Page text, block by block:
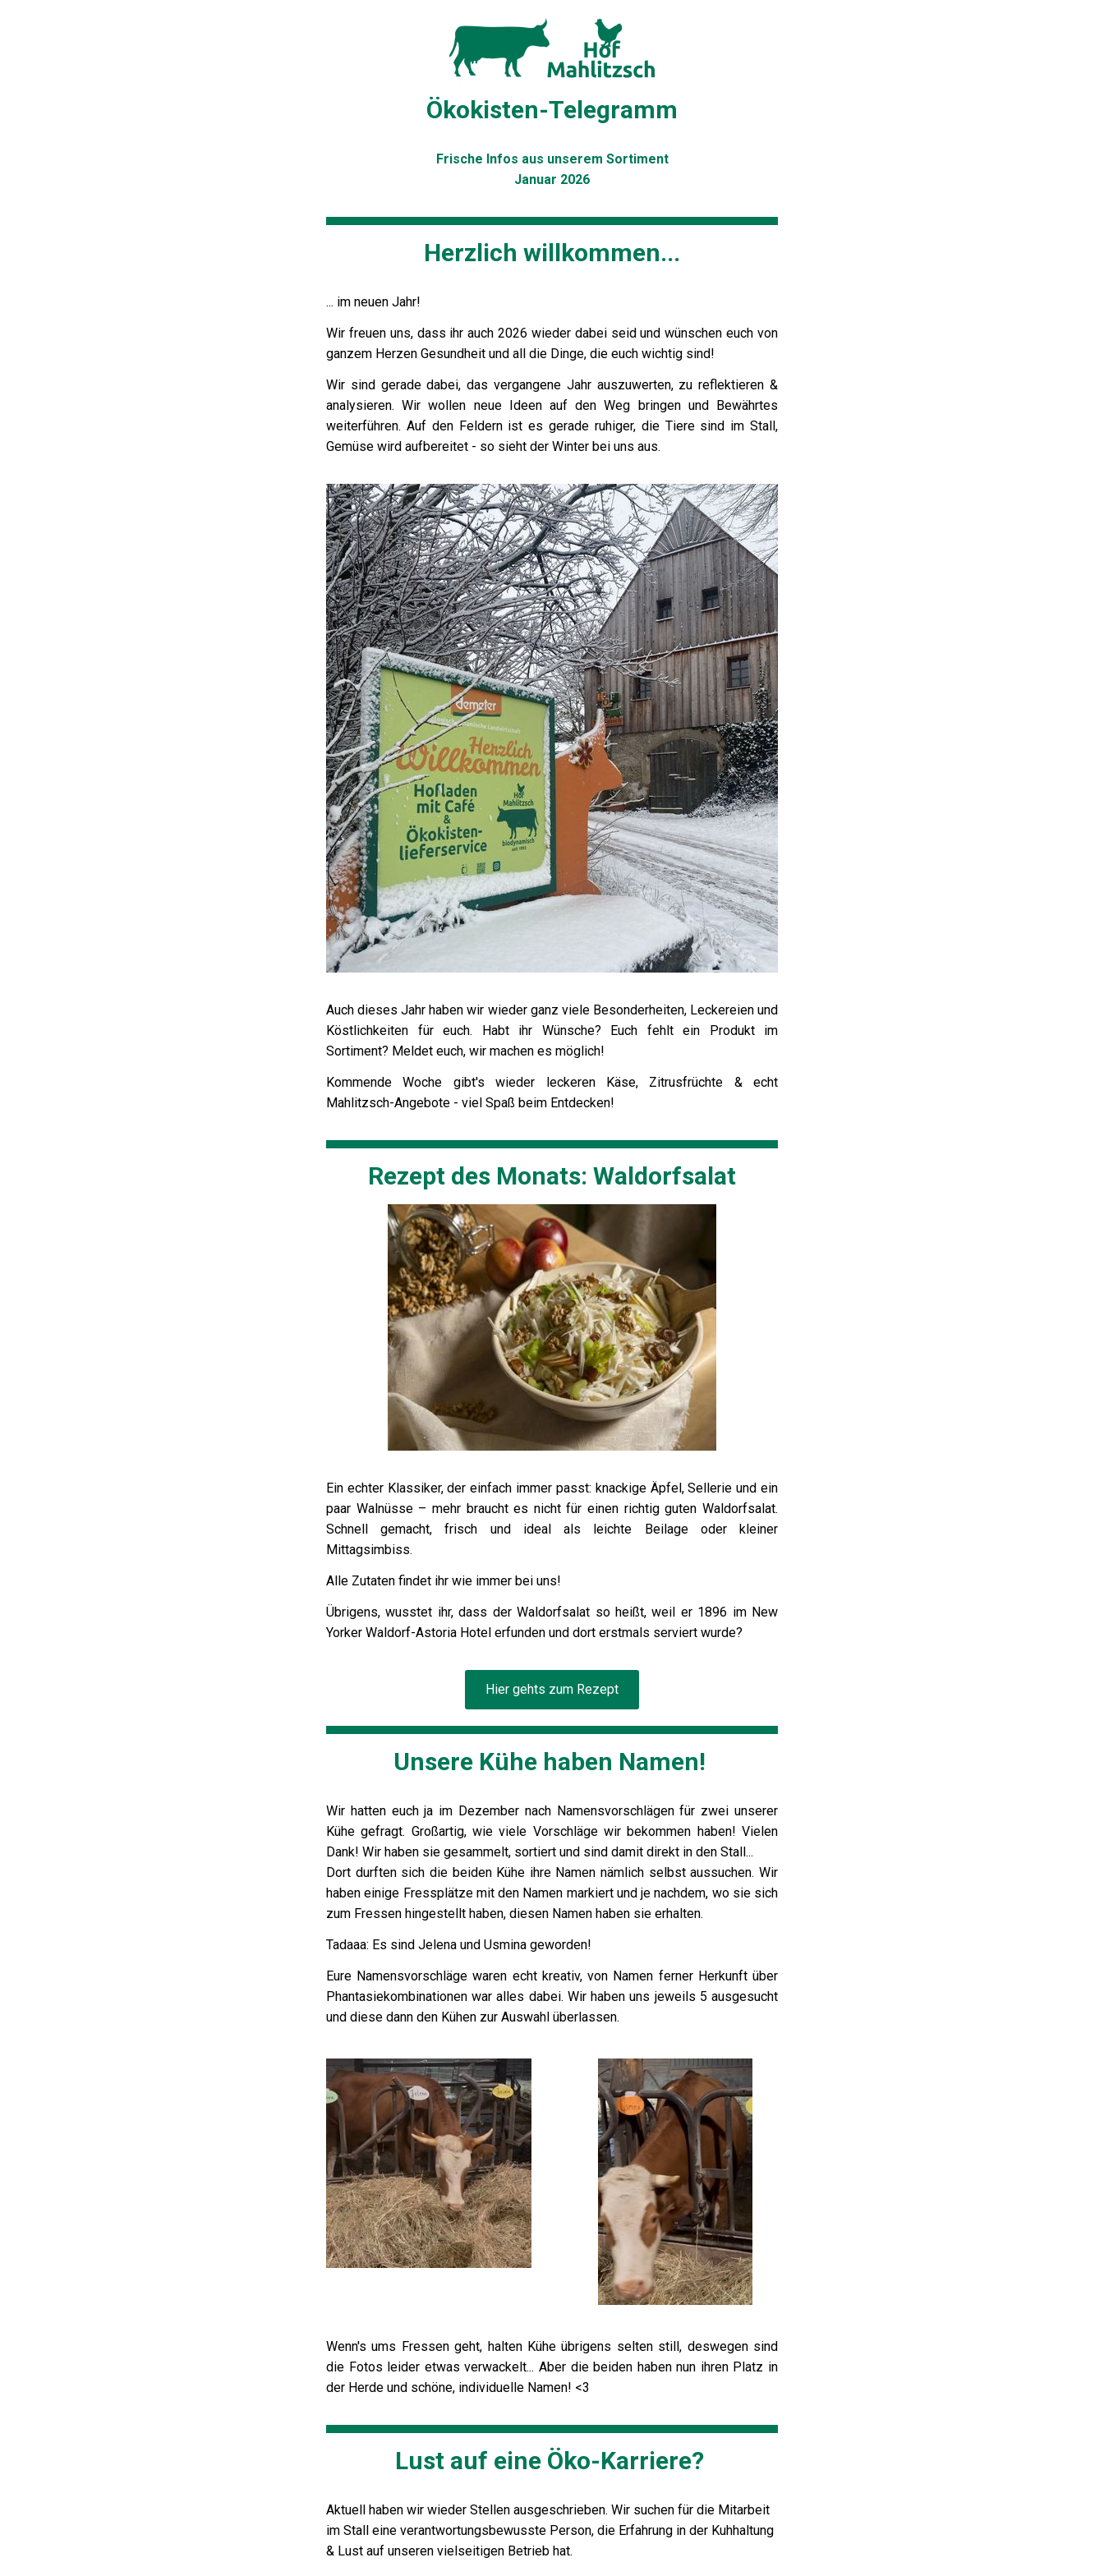
Ökokisten-Telegramm
Frische Infos aus unserem Sortiment
Januar 2026
Herzlich willkommen...
... im neuen Jahr!
Wir freuen uns, dass ihr auch 2026 wieder dabei seid und wünschen euch von
ganzem Herzen Gesundheit und all die Dinge, die euch wichtig sind!
Wir sind gerade dabei, das vergangene Jahr auszuwerten, zu reflektieren &
analysieren. Wir wollen neue Ideen auf den Weg bringen und Bewährtes
weiterführen. Auf den Feldern ist es gerade ruhiger, die Tiere sind im Stall,
Gemüse wird aufbereitet - so sieht der Winter bei uns aus.
Auch dieses Jahr haben wir wieder ganz viele Besonderheiten, Leckereien und
Köstlichkeiten für euch. Habt ihr Wünsche? Euch fehlt ein Produkt im
Sortiment? Meldet euch, wir machen es möglich!
Kommende Woche gibt's wieder leckeren Käse, Zitrusfrüchte & echt
Mahlitzsch-Angebote - viel Spaß beim Entdecken!
Rezept des Monats: Waldorfsalat
Ein echter Klassiker, der einfach immer passt: knackige Äpfel, Sellerie und ein
paar Walnüsse – mehr braucht es nicht für einen richtig guten Waldorfsalat.
Schnell gemacht, frisch und ideal als leichte Beilage oder kleiner
Mittagsimbiss.
Alle Zutaten findet ihr wie immer bei uns!
Übrigens, wusstet ihr, dass der Waldorfsalat so heißt, weil er 1896 im New
Yorker Waldorf-Astoria Hotel erfunden und dort erstmals serviert wurde?
Hier gehts zum Rezept
Unsere Kühe haben Namen!
Wir hatten euch ja im Dezember nach Namensvorschlägen für zwei unserer
Kühe gefragt. Großartig, wie viele Vorschläge wir bekommen haben! Vielen
Dank! Wir haben sie gesammelt, sortiert und sind damit direkt in den Stall...
Dort durften sich die beiden Kühe ihre Namen nämlich selbst aussuchen. Wir
haben einige Fressplätze mit den Namen markiert und je nachdem, wo sie sich
zum Fressen hingestellt haben, diesen Namen haben sie erhalten.
Tadaaa: Es sind Jelena und Usmina geworden!
Eure Namensvorschläge waren echt kreativ, von Namen ferner Herkunft über
Phantasiekombinationen war alles dabei. Wir haben uns jeweils 5 ausgesucht
und diese dann den Kühen zur Auswahl überlassen.
Wenn's ums Fressen geht, halten Kühe übrigens selten still, deswegen sind
die Fotos leider etwas verwackelt... Aber die beiden haben nun ihren Platz in
der Herde und schöne, individuelle Namen! <3
Lust auf eine Öko-Karriere?
Aktuell haben wir wieder Stellen ausgeschrieben. Wir suchen für die Mitarbeit
im Stall eine verantwortungsbewusste Person, die Erfahrung in der Kuhhaltung
& Lust auf unseren vielseitigen Betrieb hat.